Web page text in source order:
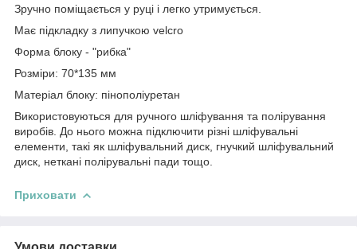
Зручно поміщається у руці і легко утримується.
Має підкладку з липучкою velcro
Форма блоку - "рибка"
Розміри: 70*135 мм
Матеріал блоку: пінополіуретан
Використовуються для ручного шліфування та полірування
виробів. До нього можна підключити різні шліфувальні
елементи, такі як шліфувальний диск, гнучкий шліфувальний
диск, неткані полірувальні пади тощо.
Приховати